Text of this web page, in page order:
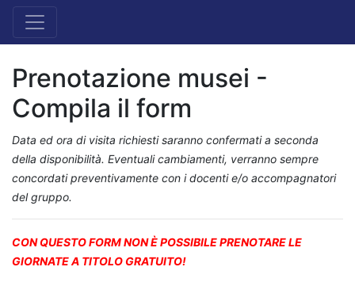
Prenotazione musei -
Compila il form
Data ed ora di visita richiesti saranno confermati a seconda
della disponibilità. Eventuali cambiamenti, verranno sempre
concordati preventivamente con i docenti e/o accompagnatori
del gruppo.
CON QUESTO FORM NON È POSSIBILE PRENOTARE LE
GIORNATE A TITOLO GRATUITO!